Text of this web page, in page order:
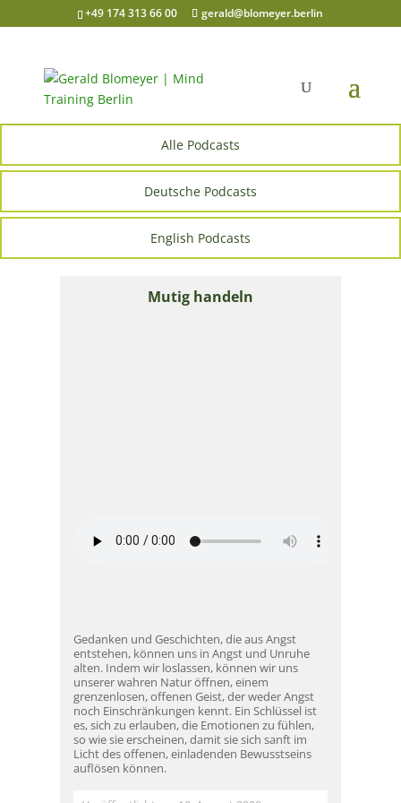
+49 174 313 66 00 gerald@blomeyer.berlin
Alle Podcasts
Deutsche Podcasts
English Podcasts
Mutig handeln
Gedanken und Geschichten, die aus Angst
entstehen, können uns in Angst und Unruhe
alten. Indem wir loslassen, können wir uns
unserer wahren Natur öffnen, einem
grenzenlosen, offenen Geist, der weder Angst
noch Einschränkungen kennt. Ein Schlüssel ist
es, sich zu erlauben, die Emotionen zu fühlen,
so wie sie erscheinen, damit sie sich sanft im
Licht des offenen, einladenden Bewusstseins
auflösen können.